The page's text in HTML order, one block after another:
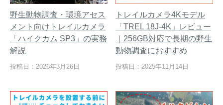
野生動物調査・環境アセス
メント向けトレイルカメラ
「ハイクカム SP3」の実務
解説
投稿日：2026年3月26日
トレイルカメラ4Kモデル
「TREL 18J-4K」レビュー
｜256GB対応で長期の野生
動物調査におすすめ
投稿日：2025年11月14日